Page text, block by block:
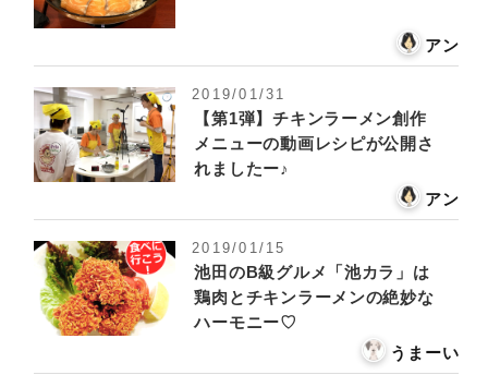
アン
2019/01/31
【第1弾】チキンラーメン創作
メニューの動画レシピが公開さ
れましたー♪
アン
2019/01/15
池田のB級グルメ「池カラ」は
鶏肉とチキンラーメンの絶妙な
ハーモニー♡
うまーい